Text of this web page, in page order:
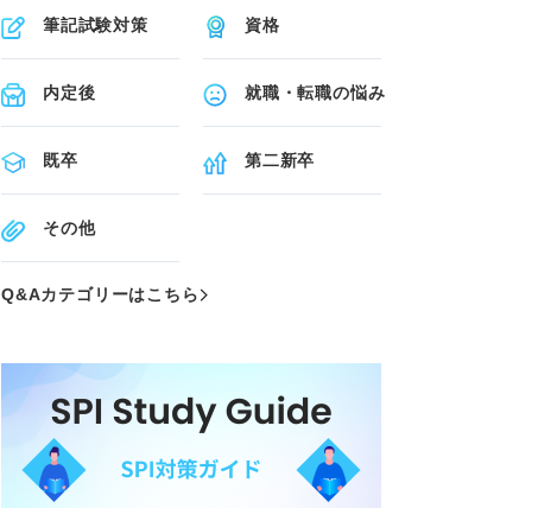
筆記試験対策 資格
内定後 就職・転職の悩み
既卒 第二新卒
その他
Q&Aカテゴリーはこちら